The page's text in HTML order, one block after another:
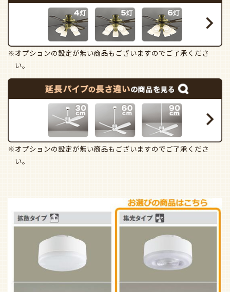
※オプションの設定が無い商品もございますのでご了承くださ
い。
※オプションの設定が無い商品もございますのでご了承くださ
い。